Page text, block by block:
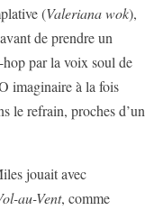
(Valeriana wok),
de prendre un
par la voix soul de
imaginaire à la fois
le refrain, proches d’un
jouait avec
au-Vent, comme